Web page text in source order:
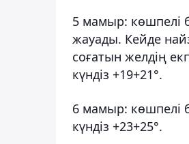
5 мамыр: көшпелі
жауады. Кейде
соғатын желдің
күндіз +19+21°.
6 мамыр: көшпелі
күндіз +23+25°.